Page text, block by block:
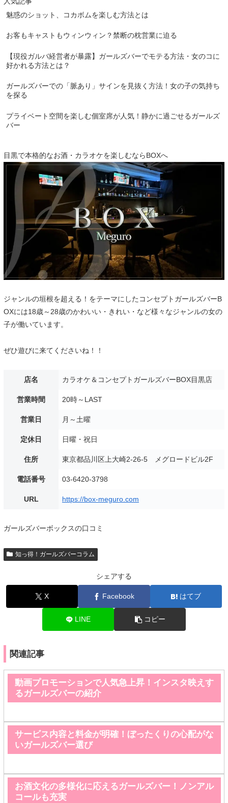
魅惑のショット、コカボムを楽しむ方法とは
お客もキャストもウィンウィン？禁断の枕営業に迫る
【現役ガルバ経営者が暴露】ガールズバーでモテる方法・女のコに
好かれる方法とは？
ガールズバーでの「脈あり」サインを見抜く方法！女の子の気持ち
を探る
プライベート空間を楽しむ個室席が人気！静かに過ごせるガールズ
バー
目黒で本格的なお酒・カラオケを楽しむならBOXへ
ジャンルの垣根を超える！をテーマにしたコンセプトガールズバーB
OXには18歳～28歳のかわいい・きれい・など様々なジャンルの女の
子が働いています。
ぜひ遊びに来てくださいね！！
店名 カラオケ＆コンセプトガールズバーBOX目黒店
営業時間 20時～LAST
営業日 月～土曜
定休日 日曜・祝日
住所 東京都品川区上大崎2-26-5 メグロードビル2F
電話番号 03-6420-3798
URL https://box-meguro.com
ガールズバーボックスの口コミ
知っ得！ガールズバーコラム
シェアする
X Facebook はてブ
LINE コピー
関連記事
動画プロモーションで人気急上昇！インスタ映えす
るガールズバーの紹介
サービス内容と料金が明確！ぼったくりの心配がな
いガールズバー選び
お酒文化の多様化に応えるガールズバー！ノンアル
コールも充実